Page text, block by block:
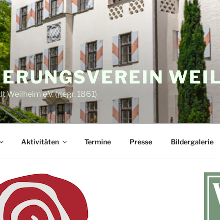
e.V. (gegr. 1861)
Aktivitäten Termine Presse Bildergalerie